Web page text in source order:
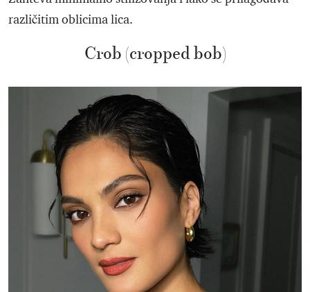
različitim oblicima lica.
Crob (cropped bob)